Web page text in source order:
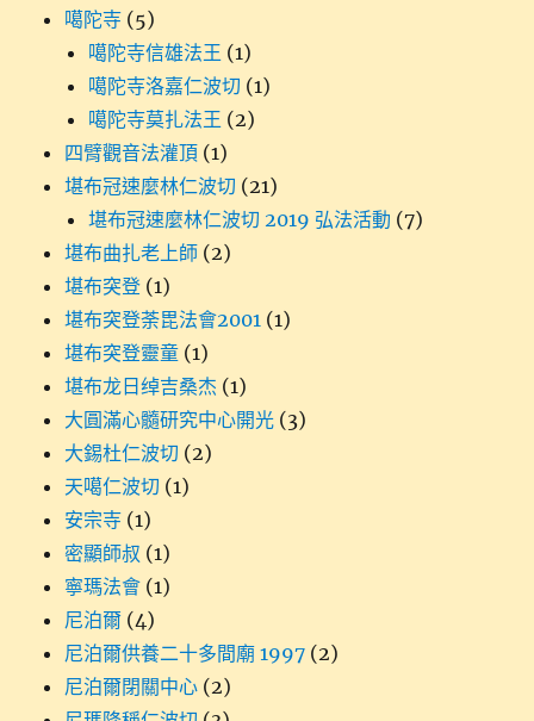
噶陀寺 (5)
噶陀寺信雄法王 (1)
噶陀寺洛嘉仁波切 (1)
噶陀寺莫扎法王 (2)
四臂觀音法灌頂 (1)
堪布冠速麼林仁波切 (21)
堪布冠速麼林仁波切 2019 弘法活動 (7)
堪布曲扎老上師 (2)
堪布突登 (1)
堪布突登荼毘法會2001 (1)
堪布突登靈童 (1)
堪布龙日绰吉桑杰 (1)
大圓滿心髓研究中心開光 (3)
大錫杜仁波切 (2)
天噶仁波切 (1)
安宗寺 (1)
密顯師叔 (1)
寧瑪法會 (1)
尼泊爾 (4)
尼泊爾供養二十多間廟 1997 (2)
尼泊爾閉關中心 (2)